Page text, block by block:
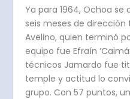
Ya para 1964, Ochoa se
seis meses de
Avelino, quien terminó
equipo fue Efraín
técnicos Jamardo fue
temple y actitud lo
grupo. Con 57 puntos,